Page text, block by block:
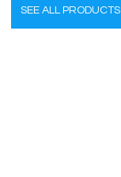
SEE ALL PRODUCTS